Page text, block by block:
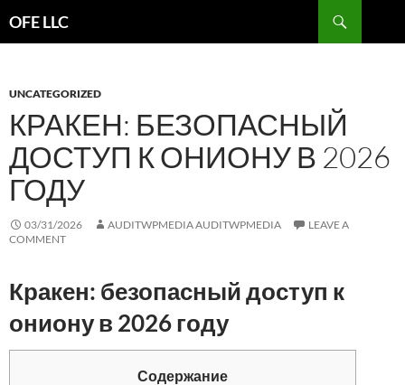
OFE LLC
UNCATEGORIZED
КРАКЕН: БЕЗОПАСНЫЙ
ДОСТУП К ОНИОНУ В 2026
ГОДУ
03/31/2026 AUDITWPMEDIA AUDITWPMEDIA
LEAVE A
COMMENT
Кракен: безопасный доступ к
ониону в 2026 году
Содержание